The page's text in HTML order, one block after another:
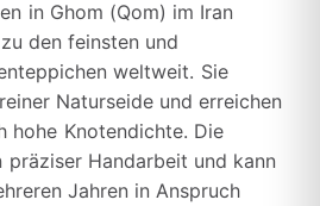
in Ghom (Qom) im Iran
den feinsten und
weltweit. Sie
Naturseide und erreichen
hohe Knotendichte. Die
Handarbeit und kann
Jahren in Anspruch